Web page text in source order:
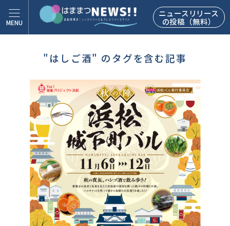
ニュースリリース
の投稿（無料）
"はしご酒" のタグを含む記事